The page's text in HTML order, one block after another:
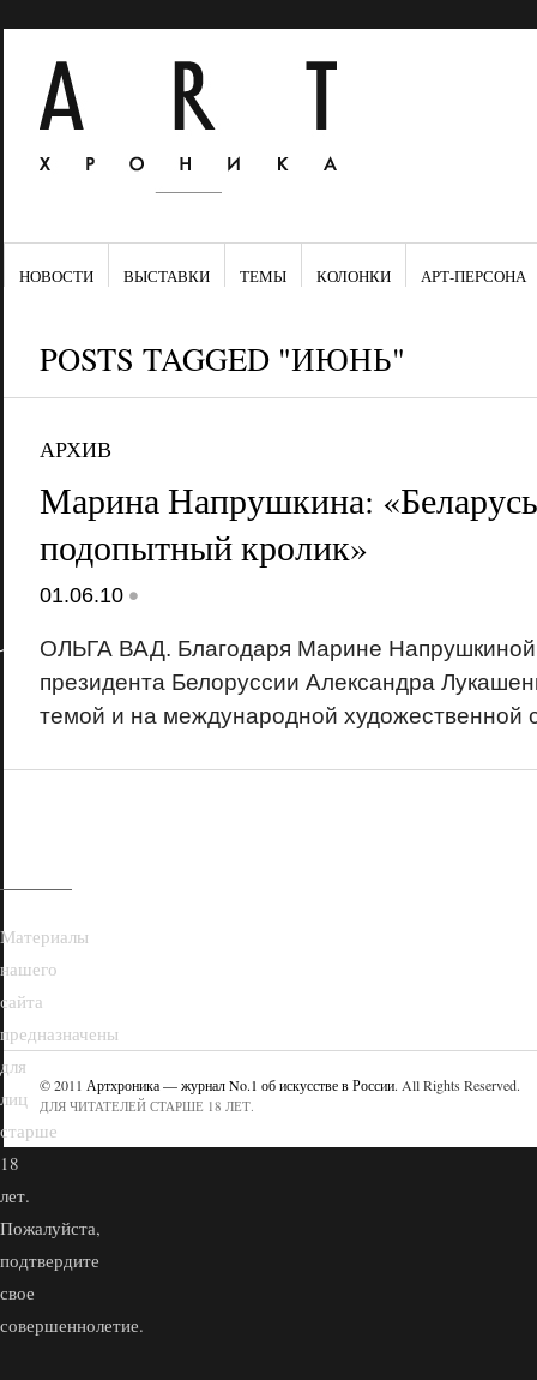
НОВОСТИ ВЫСТАВКИ ТЕМЫ КОЛОНКИ АРТ-ПЕРСОНА
POSTS TAGGED "ИЮНЬ"
АРХИВ
Марина Напрушкина:
подопытный кролик»
01.06.10 •
ОЛЬГА ВАД. Благодаря Марине
президента Белоруссии Александра
темой и на международной художественной
© 2011 Артхроника — журнал No.1 об искусстве в России. All Rights Reserved.
ДЛЯ ЧИТАТЕЛЕЙ СТАРШЕ 18 ЛЕТ.
Материалы
нашего
сайта
предназначены
для
лиц
старше
18
лет.
Пожалуйста,
подтвердите
свое
совершеннолетие.